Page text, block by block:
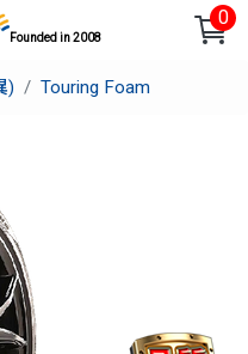
Founded in 2008
0
) Touring Foam